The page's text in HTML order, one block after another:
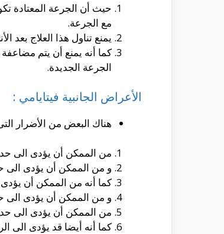
حيث أن الجرعة المعتادة
مع الجرعة.
يمنع تناول هذا العلاج بعد
كما أنه يمنع أن يتم
الجرعة الجديدة.
الأعراض الجانبية فيتايامي :
هناك البعض من الأضرار
من الممكن أن يؤدى الى
و من الممكن أن يؤدى الى
كما أنه من الممكن أن
و من الممكن أن يؤدى الى
من الممكن أن يؤدى الى
كما أنه أيضا قد يؤدى الى